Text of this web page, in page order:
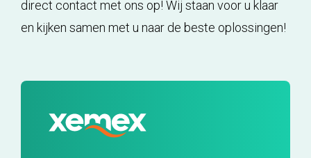
direct contact met ons op! Wij staan voor u klaar
en kijken samen met u naar de beste oplossingen!